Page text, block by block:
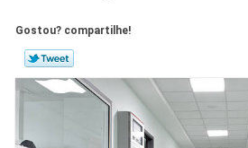
Gostou? compartilhe!